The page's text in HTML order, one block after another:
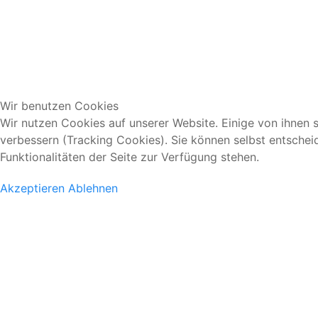
Wir benutzen Cookies
Wir nutzen Cookies auf unserer Website. Einige von
verbessern (Tracking Cookies). Sie können selbst
Funktionalitäten der Seite zur Verfügung stehen.
Akzeptieren Ablehnen